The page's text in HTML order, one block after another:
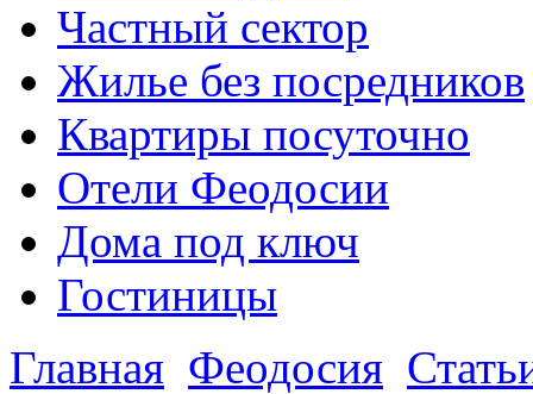
Частный сектор
Жилье без посредников
Квартиры посуточно
Отели Феодосии
Дома под ключ
Гостиницы
Главная Феодосия